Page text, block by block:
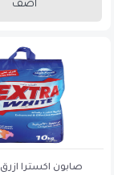
أضف
صابون اكسترا ازرق 10 كيلو